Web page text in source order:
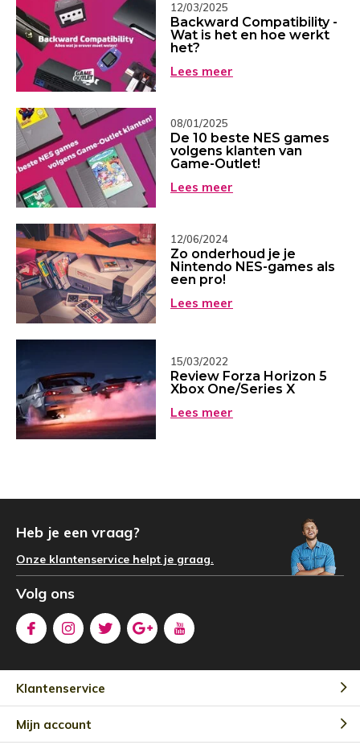
12/03/2025
Backward Compatibility -
Wat is het en hoe werkt
het?
Lees meer
08/01/2025
De 10 beste NES games
volgens klanten van
Game-Outlet!
Lees meer
12/06/2024
Zo onderhoud je je
Nintendo NES-games als
een pro!
Lees meer
15/03/2022
Review Forza Horizon 5
Xbox One/Series X
Lees meer
Heb je een vraag?
Onze klantenservice helpt je graag.
Volg ons
Klantenservice
Mijn account